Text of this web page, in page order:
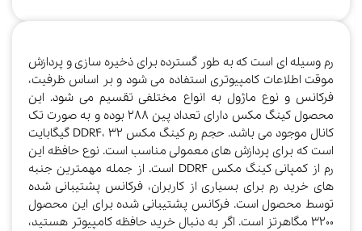
رم وسیله ای است که به طور گسترده برای ذخیره سازی و پردازش
موقت اطلاعات کامپیوتری استفاده می شود و بر اساس ظرفیت،
فرکانس و نوع ماژول به انواع مختلفی تقسیم می شود. این
محصول کینگ مکس دارای تعداد پین 288 بوده و به صورت تک
کانال موجود می باشد. حجم رم کینگ مکس DDR4، 32 گیگابایت
است که برای پردازش های معمولی مناسب است. نوع حافظه این
رم از کمپانی کینگ مکس DDR4 است. از جمله مهمترین جنبه
های خرید رم برای بسیاری از کاربران، فرکانس پشتیبانی شده
توسط محصول است. فرکانس پشتیبانی شده برای این محصول
3200 مگاهرتز است. اگر به دنبال خرید حافظه کامپیوتر هستید،